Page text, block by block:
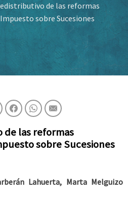
de las reformas
sobre Sucesiones
de las reformas
sobre Sucesiones
Lahuerta, Marta Melguizo